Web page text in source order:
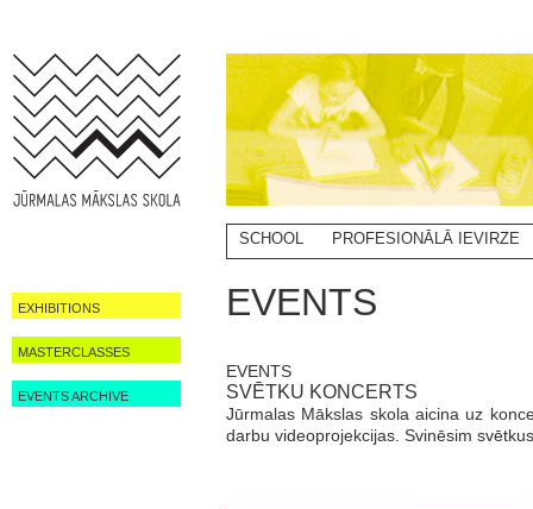
EXHIBITIONS
MASTERCLASSES
EVENTS ARCHIVE
SCHOOL PROFESIONĀLĀ IEVIRZE
EVENTS
EVENTS
SVĒTKU KONCERTS
Jūrmalas Mākslas skola aicina uz
darbu videoprojekcijas. Svinēsim